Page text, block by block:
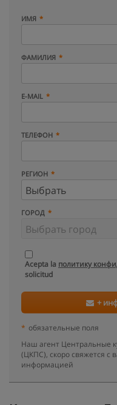
ИМЯ
ФАМИЛИЯ
E-MAIL
ТЕЛЕФОН
РЕГИОН
ГОРОД
Acepta la политику
solicitud
+
* обязательные поля
Наш агент Центральные
(ЦКПС), скоро свяжется с
информацией